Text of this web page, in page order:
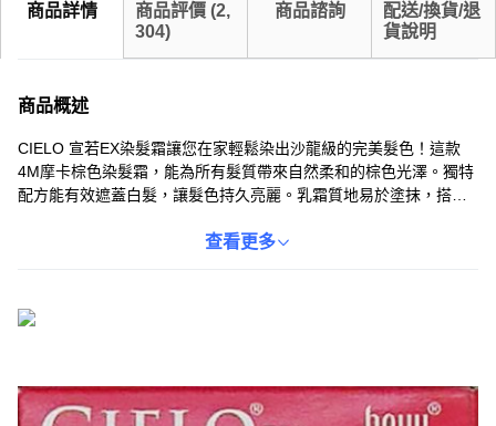
商品詳情 商品評價 (2,
304)
商品諮詢
配送/換貨/退
貨說明
商品概述
CIELO 宣若EX染髮霜讓您在家輕鬆染出沙龍級的完美髮色！這款
4M摩卡棕色染髮霜，能為所有髮質帶來自然柔和的棕色光澤。獨特
配方能有效遮蓋白髮，讓髮色持久亮麗。乳霜質地易於塗抹，搭配
大優質成分，深層滋潤秀髮，染髮同時呵護髮質，散發溫和花朵芳
查看更多